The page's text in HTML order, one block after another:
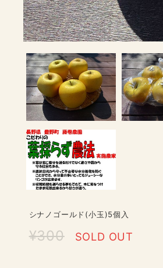
シナノゴールド(小玉)5個入
¥300 SOLD OUT